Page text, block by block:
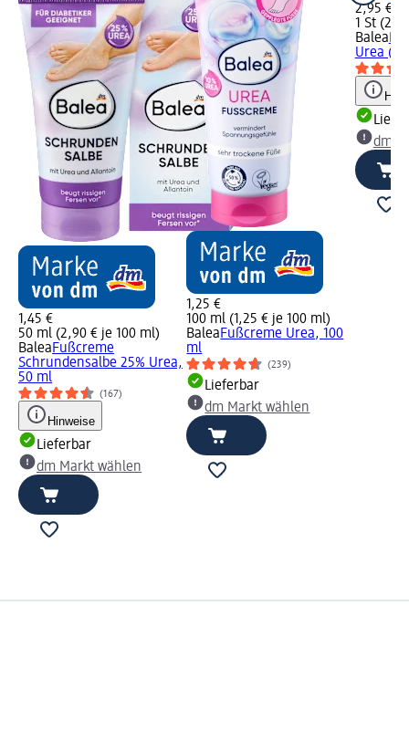
1,45 €
50 ml (2,90 € je 100 ml)
BaleaFußcreme
Schrundensalbe 25% Urea,
50 ml
(167)
Hinweise
Lieferbar
dm Markt wählen
1,25 €
100 ml (1,25 € je 100 ml)
BaleaFußcreme Urea, 100
ml
(239)
Lieferbar
dm Markt wählen
2,95 €
1 St
Balea
Urea (1
dm